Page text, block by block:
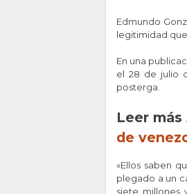
Edmundo
legitimidad
En una
el 28 de julio
posterga.
Leer más
de
«Ellos saben
plegado a un
siete millones